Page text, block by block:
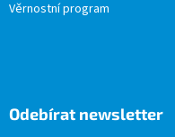
Věrnostní program
Odebírat newsletter